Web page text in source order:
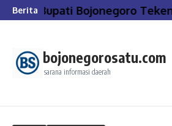
Lewati ke konten
BeritaBupati Bojonegoro Teken
bojonegorosatu.com
sarana informasi daerah